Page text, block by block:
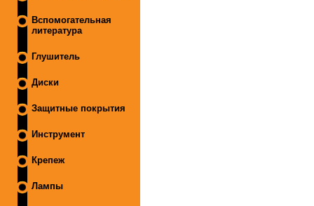
Вспомогательная
литература
Глушитель
Диски
Защитные покрытия
Инструмент
Крепеж
Лампы